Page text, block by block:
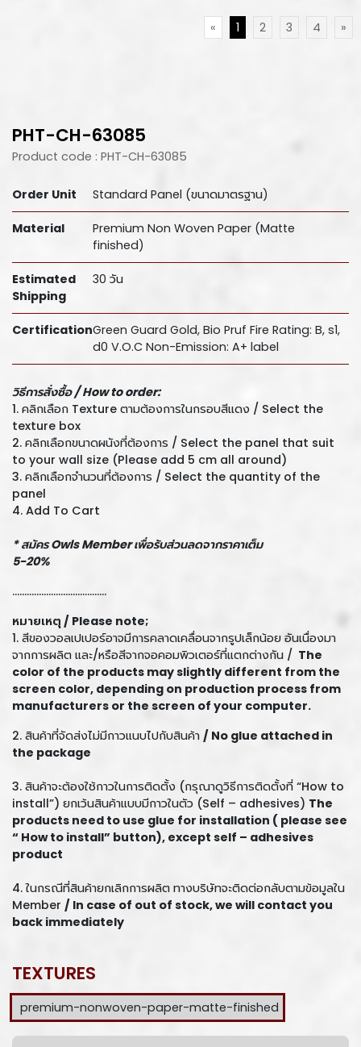
« 1 2 3 4 »
PHT-CH-63085
Product code : PHT-CH-63085
Order Unit Standard Panel (ขนาดมาตรฐาน)
Material
Premium Non Woven Paper (Matte
finished)
Estimated
Shipping
30 วัน
CertificationGreen Guard Gold, Bio Pruf Fire Rating: B, s1,
d0 V.O.C Non-Emission: A+ label
วิธีการสั่งซื้อ /How to order:
1. คลิกเลือก Texture ตามต้องการในกรอบสีแดง / Select the
texture box
2. คลิกเลือกขนาดผนังที่ต้องการ / Select the panel that suit
to your wall size (Please add 5 cm all around)
3. คลิกเลือกจำนวนที่ต้องการ / Select the quantity of the
panel
4. Add To Cart
*สมัครOwls Memberเพื่อรับส่วนลดจากราคาเต็ม
5-20%
.......................................
หมายเหตุ / Please note;
1. สีของวอลเปเปอร์อาจมีการคลาดเคลื่อนจากรูปเล็กน้อย อันเนื่องมา
จากการผลิต และ/หรือสีจากจอคอมพิวเตอร์ที่แตกต่างกัน / The
color of the products may slightly different from the
screen color, depending on production process from
manufacturers or the screen of your computer.
2. สินค้าที่จัดส่งไม่มีกาวแนบไปกับสินค้า / No glue attached in
the package
3. สินค้าจะต้องใช้กาวในการติดตั้ง (กรุณาดูวิธีการติดตั้งที่ “How to
install”) ยกเว้นสินค้าแบบมีกาวในตัว (Self – adhesives) The
products need to use glue for installation ( please see
“ How to install” button), except self – adhesives
product
4. ในกรณีที่สินค้ายกเลิกการผลิต ทางบริษัทจะติดต่อกลับตามข้อมูลใน
Member / In case of out of stock, we will contact you
back immediately
TEXTURES
premium-nonwoven-paper-matte-finished